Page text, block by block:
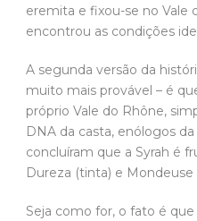
eremita e fixou-se no Vale
encontrou as condições
A segunda versão da
muito mais provável – é
próprio Vale do Rhône,
DNA da casta, enólogos
concluíram que a Syrah é
Dureza (tinta) e Mondeuse
Seja como for, o fato é